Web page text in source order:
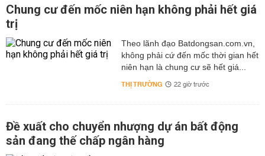
Chung cư đến mốc niên hạn không phải hết giá
trị
Theo lãnh đạo Batdongsan.com.vn,
không phải cứ đến mốc thời gian hết
niên hạn là chung cư sẽ hết giá...
THỊ TRƯỜNG 22 giờ trước
Đề xuất cho chuyển nhượng dự án bất động
sản đang thế chấp ngân hàng